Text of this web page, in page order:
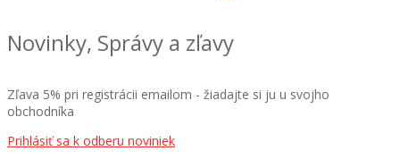
Novinky, Správy a zľavy
Zľava 5% pri registrácii emailom - žiadajte si ju u svojho
obchodníka
Prihlásiť sa k odberu noviniek